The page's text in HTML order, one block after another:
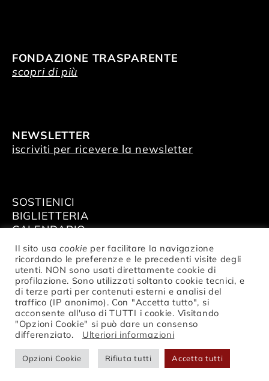
FONDAZIONE TRASPARENTE
scopri di più
NEWSLETTER
iscriviti per ricevere la newsletter
SOSTIENICI
BIGLIETTERIA
CALENDARIO
AFFITTA GLI SPAZI
© Fondazione Nazionale della Danza
Aterballetto | C. F. / P.IVA 02047370354 |
privacy
Il sito usacookie per facilitare la navigazione
ricordando le preferenze e le precedenti visite degli
utenti. NON sono usati direttamente cookie di
profilazione. Sono utilizzati soltanto cookie tecnici, e
di terze parti per contenuti esterni e analisi del
traffico (IP anonimo). Con "Accetta tutto", si
acconsente all'uso di TUTTI i cookie. Visitando
"Opzioni Cookie" si può dare un consenso
differenziato. Ulteriori informazioni
Opzioni Cookie Rifiuta tutti Accetta tutti